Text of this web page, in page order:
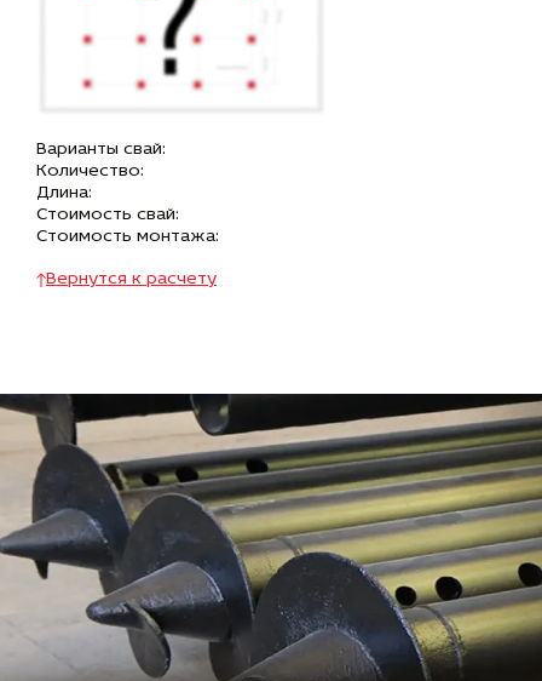
Варианты свай:
Количество:
Длина:
Стоимость свай:
Стоимость монтажа:
Вернутся к расчету